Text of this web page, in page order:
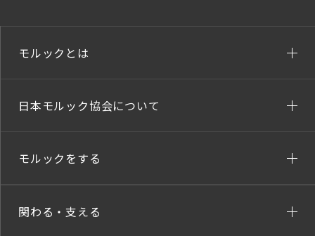
モルックとは
日本モルック協会について
モルックをする
関わる・支える